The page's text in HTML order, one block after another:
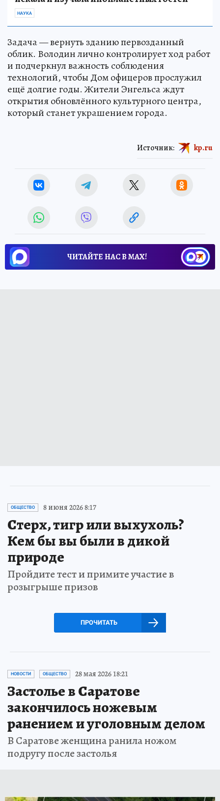
НАУКА
Задача — вернуть зданию первозданный
облик. Володин лично контролирует ход работ
и подчеркнул важность соблюдения
технологий, чтобы Дом офицеров прослужил
ещё долгие годы. Жители Энгельса ждут
открытия обновлённого культурного центра,
который станет украшением города.
Источник: kp.ru
ЧИТАЙТЕ НАС В МАХ!
ОБЩЕСТВО 8 июня 2026 8:17
Стерх, тигр или выхухоль?
Кем бы вы были в дикой
природе
Пройдите тест и примите участие в
розыгрыше призов
ПРОЧИТАТЬ
НОВОСТИ ОБЩЕСТВО 28 мая 2026 18:21
Застолье в Саратове
закончилось ножевым
ранением и уголовным делом
В Саратове женщина ранила ножом
подругу после застолья